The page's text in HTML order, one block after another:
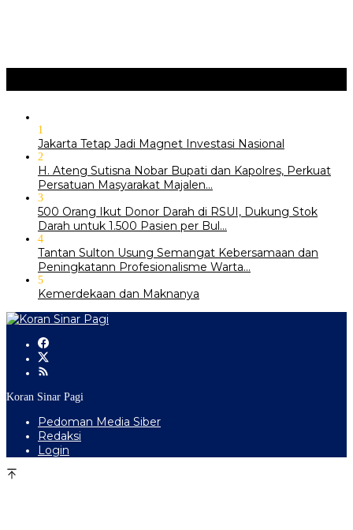
1
Jakarta Tetap Jadi Magnet Investasi Nasional
2
H. Ateng Sutisna Nobar Bupati dan Kapolres, Perkuat
Persatuan Masyarakat Majalen…
3
500 Orang Ikut Donor Darah di RSUI, Dukung Stok
Darah untuk 1.500 Pasien per Bul…
4
‎Tantan Sulton Usung Semangat Kebersamaan dan
Peningkatann Profesionalisme Warta…
5
Kemerdekaan dan Maknanya
Koran Sinar Pagi
Pedoman Media Siber
Redaksi
Login